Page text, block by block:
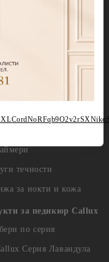
Фолиа и др.
капки
и
на гел лак/
течности
за нокти и кожа
за педикюр Callux
по серия
Серия Лавандула